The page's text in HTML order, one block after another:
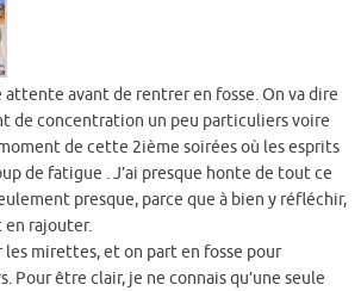
avant de rentrer en fosse. On va dire
de concentration un peu particuliers voire
de cette 2ième soirées où les esprits
de fatigue . J’ai presque honte de tout ce
presque, parce que à bien y réfléchir,
en rajouter.
les mirettes, et on part en fosse pour
Pour être clair, je ne connais qu’une seule